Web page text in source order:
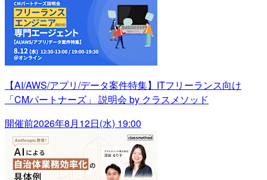
【AI/AWS/アプリ/データ案件特集】ITフリーランス向け
「CMパートナーズ」 説明会 by クラスメソッド
開催前2026年8月12日(水) 19:00